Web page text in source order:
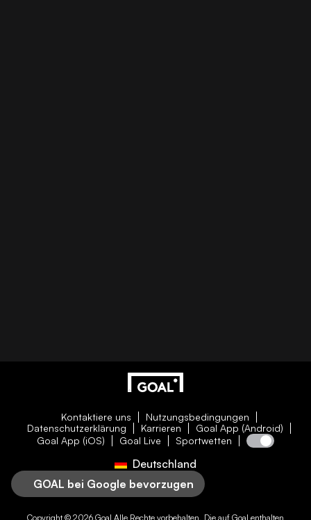
Kontaktiere uns
Nutzungsbedingungen
Datenschutzerklärung
Karrieren
Goal App (Android)
Goal App (iOS)
Goal Live Sportwetten
Deutschland
GOAL bei Google bevorzugen
Copyright © 2026 Goal Alle Rechte vorbehalten. Die auf Goal enthalten